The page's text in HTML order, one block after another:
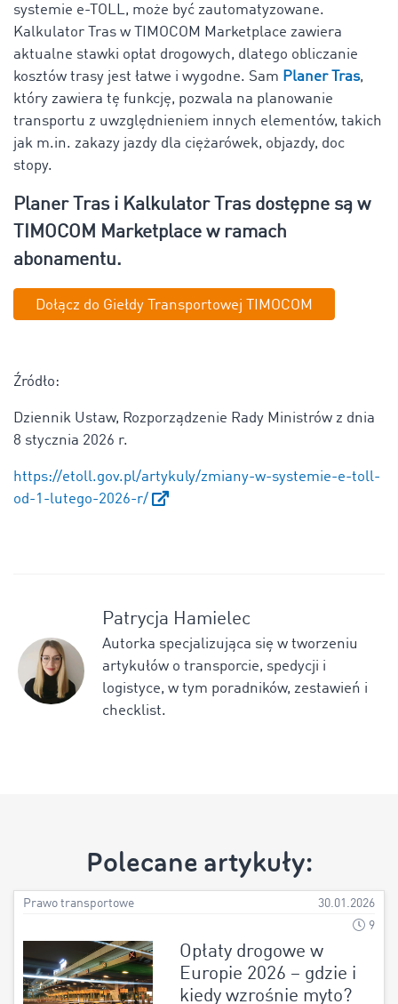
systemie e-TOLL, może być zautomatyzowane.
Kalkulator Tras w TIMOCOM Marketplace zawiera
aktualne stawki opłat drogowych, dlatego obliczanie
kosztów trasy jest łatwe i wygodne. Sam Planer Tras,
który zawiera tę funkcję, pozwala na planowanie
transportu z uwzględnieniem innych elementów, takich
jak m.in. zakazy jazdy dla ciężarówek, objazdy, doc
stopy.
Planer Tras i Kalkulator Tras dostępne są w
TIMOCOM Marketplace w ramach
abonamentu.
Dołącz do Giełdy Transportowej TIMOCOM
Źródło:
Dziennik Ustaw, Rozporządzenie Rady Ministrów z dnia
8 stycznia 2026 r.
https://etoll.gov.pl/artykuly/zmiany-w-systemie-e-toll-
od-1-lutego-2026-r/
Patrycja Hamielec
Autorka specjalizująca się w tworzeniu
artykułów o transporcie, spedycji i
logistyce, w tym poradników, zestawień i
checklist.
Polecane artykuły:
Prawo transportowe
30.01.2026
9
Opłaty drogowe w
Europie 2026 – gdzie i
kiedy wzrośnie myto?